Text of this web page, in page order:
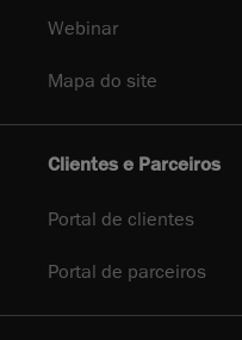
Webinar
Mapa do site
Clientes e Parceiros
Portal de clientes
Portal de parceiros